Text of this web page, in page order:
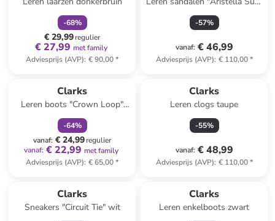
-68%
€ 29,99regulier
€ 27,99 met family
Adviesprijs (AVP): € 90,00*
zwart
-57%
vanaf: € 46,99
Adviesprijs (AVP): € 110,00*
Clarks
Leren boots "Crown Loop"
lichtroze
-64%
vanaf: € 24,99regulier
vanaf: € 22,99 met family
Adviesprijs (AVP): € 65,00*
Clarks
Leren clogs taupe
-55%
vanaf: € 48,99
Adviesprijs (AVP): € 110,00*
Clarks
Sneakers "Circuit Tie" wit
Clarks
Leren enkelboots zwart